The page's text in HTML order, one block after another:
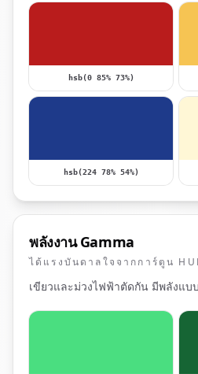
hsb(0 85% 73%)
hsb(224 78% 54%)
พลังงาน Gamma
ได้แรงบันดาลใจจากการ์ตูน
เขียวและม่วงไฟฟ้าตัดกัน มีพลังแบ